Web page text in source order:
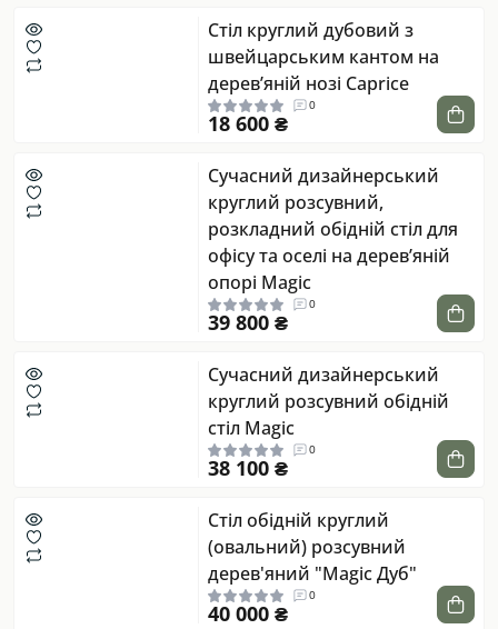
Стіл круглий дубовий з
швейцарським кантом на
дерев’яній нозі Caprice
0
18 600 ₴
Сучасний дизайнерський
круглий розсувний,
розкладний обідній стіл для
офісу та оселі на дерев’яній
опорі Magic
0
39 800 ₴
Сучасний дизайнерський
круглий розсувний обідній
стіл Magic
0
38 100 ₴
Стіл обідній круглий
(овальний) розсувний
дерев'яний "Magic Дуб"
0
40 000 ₴